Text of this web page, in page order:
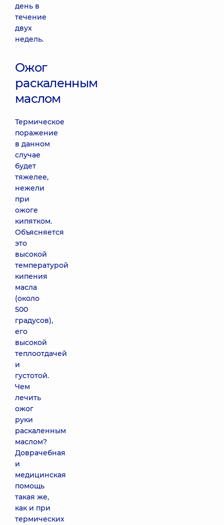
день в
течение
двух
недель.
Ожог
раскаленным
маслом
Термическое
поражение
в данном
случае
будет
тяжелее,
нежели
при
ожоге
кипятком.
Объясняется
это
высокой
температурой
кипения
масла
(около
500
градусов),
его
высокой
теплоотдачей
и
густотой.
Чем
лечить
ожог
руки
раскаленным
маслом?
Доврачебная
и
медицинская
помощь
такая же,
как и при
термических